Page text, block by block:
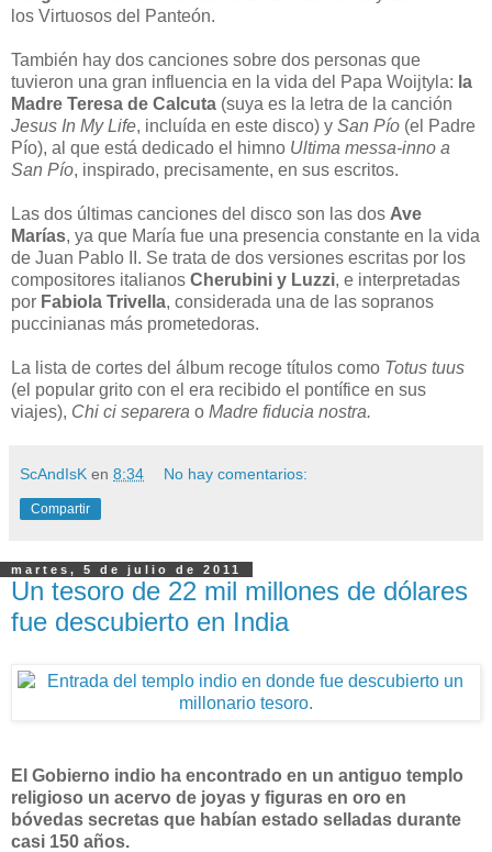
los Virtuosos del Panteón.
También hay dos canciones sobre dos personas que
tuvieron una gran influencia en la vida del Papa Woijtyla: la
Madre Teresa de Calcuta (suya es la letra de la canción
Jesus In My Life, incluída en este disco) y San Pío (el Padre
Pío), al que está dedicado el himno Ultima messa-inno a
San Pío, inspirado, precisamente, en sus escritos.
Las dos últimas canciones del disco son las dos Ave
Marías, ya que María fue una presencia constante en la vida
de Juan Pablo II. Se trata de dos versiones escritas por los
compositores italianos Cherubini y Luzzi, e interpretadas
por Fabiola Trivella, considerada una de las sopranos
puccinianas más prometedoras.
La lista de cortes del álbum recoge títulos como Totus tuus
(el popular grito con el era recibido el pontífice en sus
viajes), Chi ci separera o Madre fiducia nostra.
ScAndIsK en 8:34 No hay comentarios:
Compartir
martes, 5 de julio de 2011
Un tesoro de 22 mil millones de dólares
fue descubierto en India
El Gobierno indio ha encontrado en un antiguo templo
religioso un acervo de joyas y figuras en oro en
bóvedas secretas que habían estado selladas durante
casi 150 años.